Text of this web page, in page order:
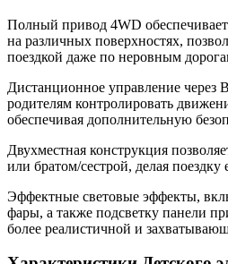
Полный привод 4WD
на различных поверхностях,
поездкой даже по неровным
Дистанционное управление через
родителям контролировать
обеспечивая дополнительную
Двухместная конструкция
или братом/сестрой, делая поездку
Эффектные световые эффекты,
фары, а также подсветку панели
более реалистичной и